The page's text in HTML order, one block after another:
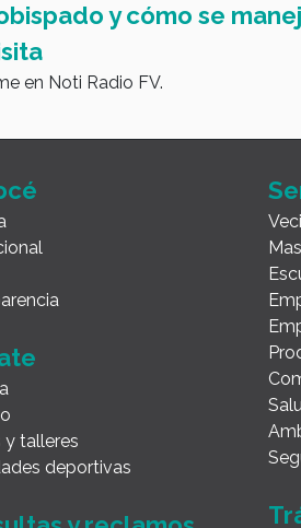
y cómo se
en Noti Radio FV.
y talleres
deportivas